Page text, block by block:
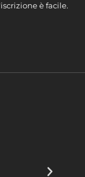
è facile.